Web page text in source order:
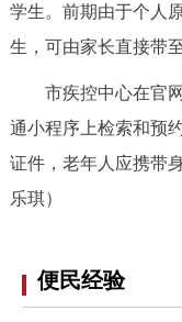
便民服务
中介服务
政民互动
参与调查
学生。前期由于个人
生，可由家长直接带
市疾控中心在官网
通小程序上检索和预
证件，老年人应携带
乐琪）
便民经验